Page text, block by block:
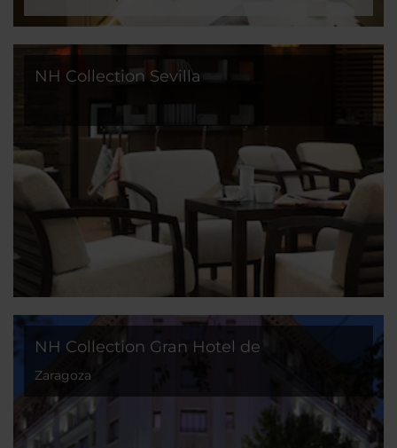
NH Collection Sevilla
NH Collection Gran Hotel de
Zaragoza